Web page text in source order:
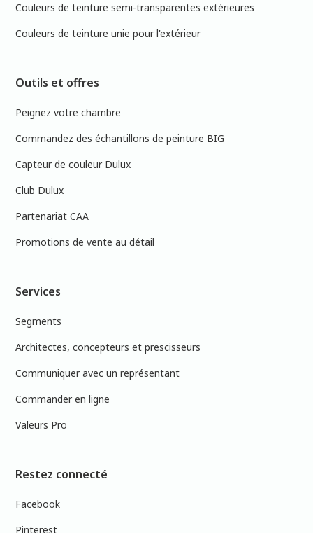
Couleurs de teinture semi-transparentes extérieures
Couleurs de teinture unie pour l'extérieur
Outils et offres
Peignez votre chambre
Commandez des échantillons de peinture BIG
Capteur de couleur Dulux
Club Dulux
Partenariat CAA
Promotions de vente au détail
Services
Segments
Architectes, concepteurs et prescisseurs
Communiquer avec un représentant
Commander en ligne
Valeurs Pro
Restez connecté
Facebook
Pinterest